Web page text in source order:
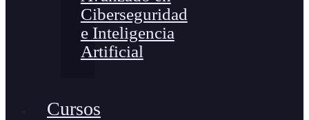
Ciberseguridad
e Inteligencia
Artificial
Cursos